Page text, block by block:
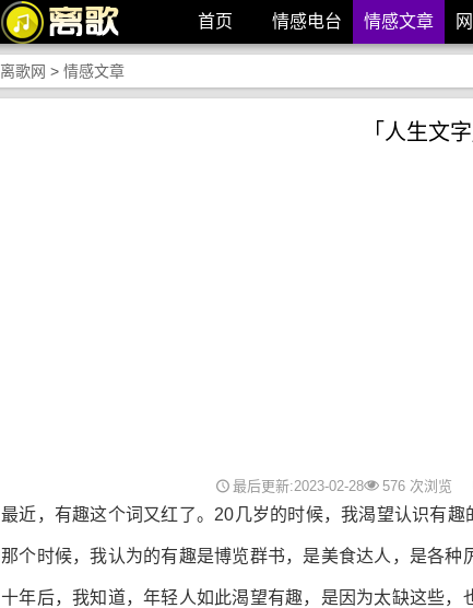
首页 情感电台 情感文章
离歌网 > 情感文章
「人生文
最后更新:2023-02-28 576 次浏览
最近，有趣这个词又红了。20几岁的时候，我渴望认识有趣
那个时候，我认为的有趣是博览群书，是美食达人，是各种
十年后，我知道，年轻人如此渴望有趣，是因为太缺这些，